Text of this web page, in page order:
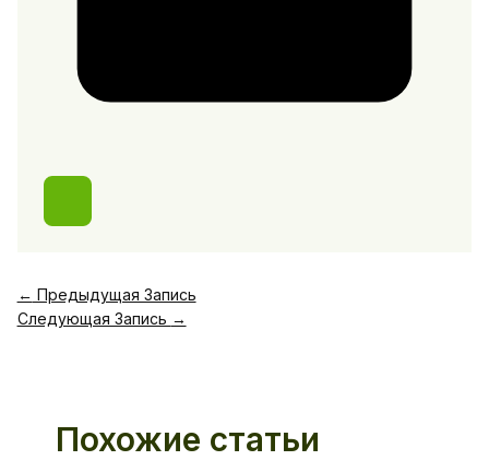
← Предыдущая Запись
Следующая Запись →
Похожие статьи